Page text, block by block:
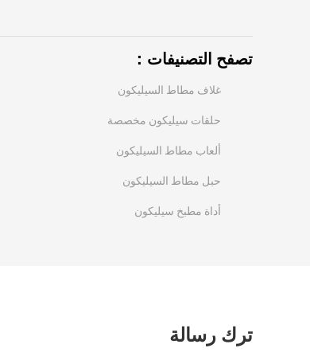
تصفح التصنيفات：
غلاف مطاط السيليكون
حلقات سيليكون مخصصة
ألعاب مطاط السيليكون
حبل مطاط السيليكون
أداة مطبخ سيليكون
ترك رسالة